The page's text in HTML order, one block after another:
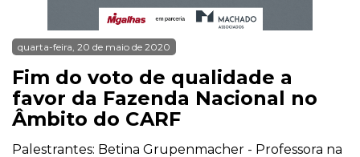
quarta-feira, 20 de maio de 2020
Fim do voto de qualidade a
favor da Fazenda Nacional no
Âmbito do CARF
Palestrantes: Betina Grupenmacher - Professora na